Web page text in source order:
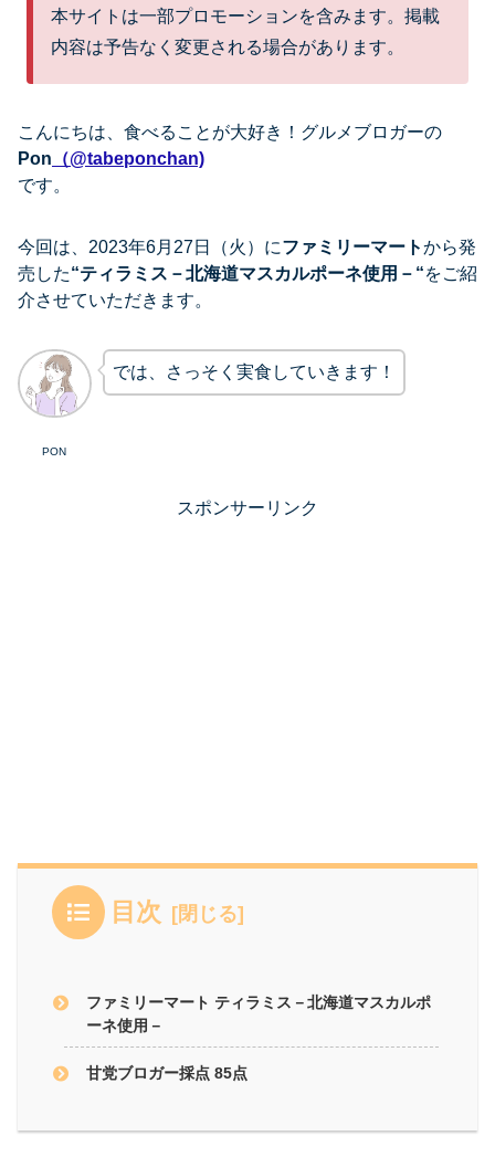
本サイトは一部プロモーションを含みます。掲載
内容は予告なく変更される場合があります。
こんにちは、 食べることが大好き！グルメブロガーの
Pon （@tabeponchan)
です。
今回は、2023年6月27日（火）にファミリーマートから発
売した“ティラミス－北海道マスカルポーネ使用－ “をご紹
介させていただきます。
PON
では、さっそく実食していきます！
スポンサーリンク
目次
ファミリーマート ティラミス－北海道マスカルポ
ーネ使用－
甘党ブロガー採点 85点